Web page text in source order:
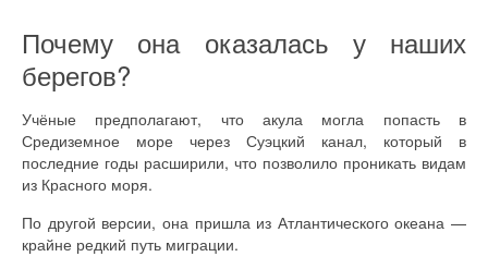
Почему она оказалась у наших
берегов?
Учёные предполагают, что акула могла попасть в
Средиземное море через Суэцкий канал, который в
последние годы расширили, что позволило проникать видам
из Красного моря.
По другой версии, она пришла из Атлантического океана —
крайне редкий путь миграции.